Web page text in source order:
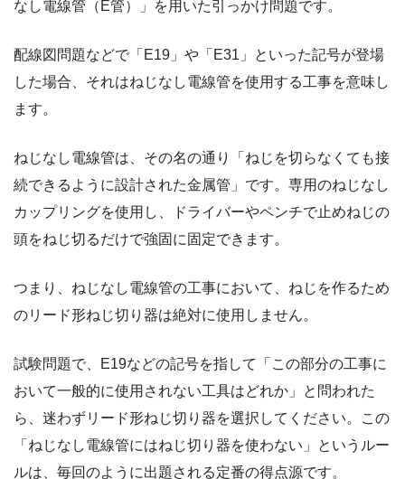
なし電線管（E管）」を用いた引っかけ問題です。
配線図問題などで「E19」や「E31」といった記号が登場
した場合、それはねじなし電線管を使用する工事を意味し
ます。
ねじなし電線管は、その名の通り「ねじを切らなくても接
続できるように設計された金属管」です。専用のねじなし
カップリングを使用し、ドライバーやペンチで止めねじの
頭をねじ切るだけで強固に固定できます。
つまり、ねじなし電線管の工事において、ねじを作るため
のリード形ねじ切り器は絶対に使用しません。
試験問題で、E19などの記号を指して「この部分の工事に
おいて一般的に使用されない工具はどれか」と問われた
ら、迷わずリード形ねじ切り器を選択してください。この
「ねじなし電線管にはねじ切り器を使わない」というルー
ルは、毎回のように出題される定番の得点源です。